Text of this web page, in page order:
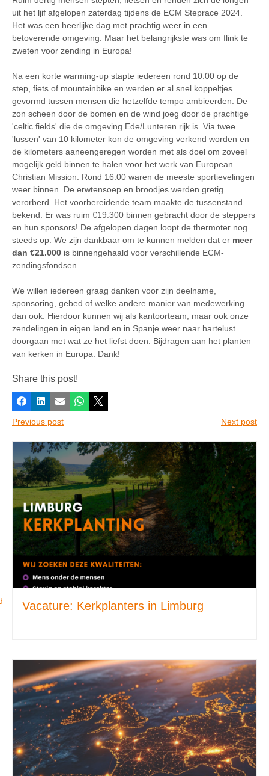
uit het ljif afgelopen zaterdag tijdens de ECM Steprace 2024.
Het was een heerlijke dag met prachtig weer in een
betoverende omgeving. Maar het belangrijkste was om flink te
zweten voor zending in Europa!
Na een korte warming-up stapte iedereen rond 10.00 op de
step, fiets of mountainbike en werden er al snel koppeltjes
gevormd tussen mensen die hetzelfde tempo ambieerden. De
zon scheen door de bomen en de wind joeg door de prachtige
'celtic fields' die de omgeving Ede/Lunteren rijk is. Via twee
'lussen' van 10 kilometer kon de omgeving verkend worden en
de kilometers aaneengeregen worden met als doel om zoveel
mogelijk geld binnen te halen voor het werk van European
Christian Mission. Rond 16.00 waren de meeste sportievelingen
weer binnen. De erwtensoep en broodjes werden gretig
verorberd. Het voorbereidende team maakte de tussenstand
bekend. Er was ruim €19.300 binnen gebracht door de steppers
en hun sponsors! De afgelopen dagen loopt de thermoter nog
steeds op. We zijn dankbaar om te kunnen melden dat er meer
dan €21.000 is binnengehaald voor verschillende ECM-
zendingsfondsen.
We willen iedereen graag danken voor zijn deelname,
sponsoring, gebed of welke andere manier van medewerking
dan ook. Hierdoor kunnen wij als kantoorteam, maar ook onze
zendelingen in eigen land en in Spanje weer naar hartelust
doorgaan met wat ze het liefst doen. Bijdragen aan het planten
van kerken in Europa. Dank!
Share this post!
Facebook
LinkedInE-mailWhatsapp
X
Previous post
Next post
Vacature: Kerkplanters in Limburg